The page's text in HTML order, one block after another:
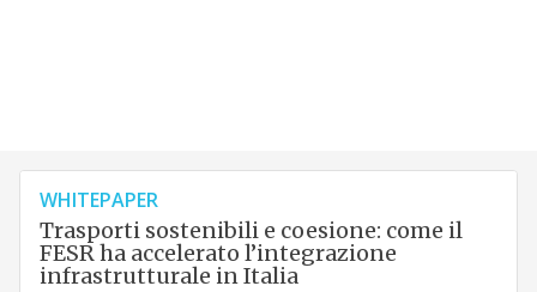
WHITEPAPER
Trasporti sostenibili e coesione: come il
FESR ha accelerato l’integrazione
infrastrutturale in Italia